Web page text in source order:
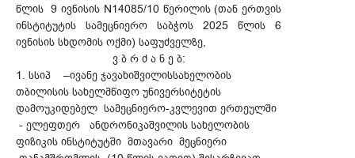
წლის 9 ივნისის N14085/10 წერილის (თან ერთვის
ინსტიტუტის სამეცნიერო საბჭოს 2025 წლის 6
ივნისის სხდომის ოქმი) საფუძველზე,
ვ ბ რ ძ ა ნ ე ბ:
1. სსიპ –ივანე ჯავახიშვილისსახელობის
თბილისის სახელმწიფო უნივერსიტეტის
დამოუკიდებელ სამეცნიერო-კვლევით ერთეულში
- ელეფთერ ანდრონიკაშვილის სახელობის
ფიზიკის ინსტიტუტში მთავარი მეცნიერი